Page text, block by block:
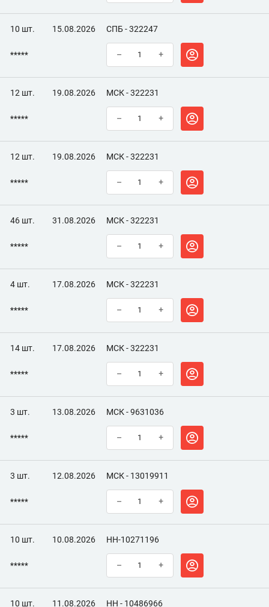
10 шт. 15.08.2026 СПБ - 322247
***** – +
12 шт. 19.08.2026 МСК - 322231
***** – +
12 шт. 19.08.2026 МСК - 322231
***** – +
46 шт. 31.08.2026 МСК - 322231
***** – +
4 шт. 17.08.2026 МСК - 322231
***** – +
14 шт. 17.08.2026 МСК - 322231
***** – +
3 шт. 13.08.2026 МСК - 9631036
***** – +
3 шт. 12.08.2026 МСК - 13019911
***** – +
10 шт. 10.08.2026 НН-10271196
***** – +
10 шт. 11.08.2026 НН - 10486966